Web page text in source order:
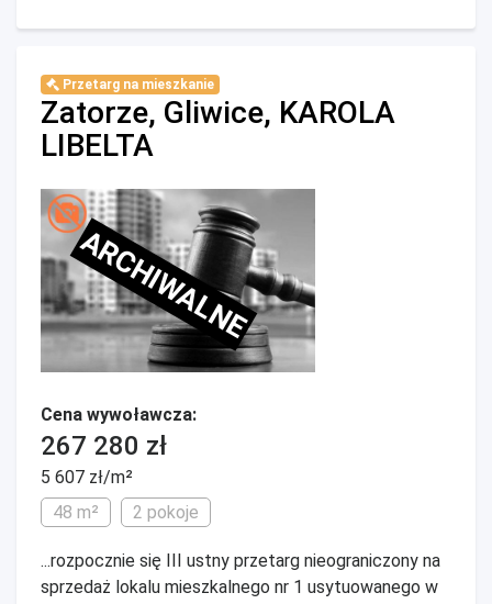
Przetarg na mieszkanie
Zatorze, Gliwice, KAROLA
LIBELTA
ARCHIWALNE
Cena wywoławcza:
267 280 zł
5 607 zł/m²
48 m²
2 pokoje
...rozpocznie się III ustny przetarg nieograniczony na
sprzedaż lokalu mieszkalnego nr 1 usytuowanego w